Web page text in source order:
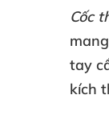
Cốc
tay
kích